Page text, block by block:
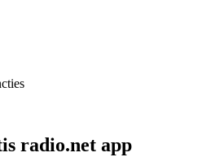
radio.net app